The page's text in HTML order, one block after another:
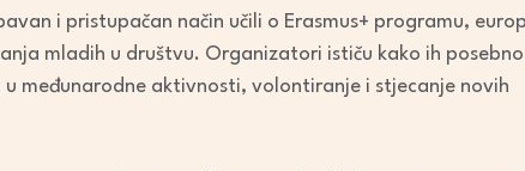
i pristupačan način učili o Erasmus+ programu,
mladih u društvu. Organizatori ističu kako ih posebno
međunarodne aktivnosti, volontiranje i stjecanje novih